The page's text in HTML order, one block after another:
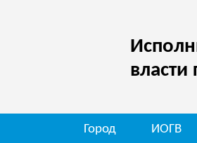
Город ИОГВ